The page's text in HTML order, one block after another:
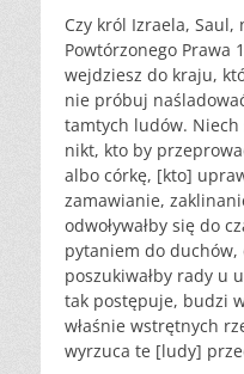
Czy król Izraela, Saul,
Powtórzonego Prawa
wejdziesz do kraju,
nie próbuj
tamtych ludów.
nikt, kto by
albo córkę, [kto]
zamawianie,
odwoływałby się do
pytaniem do
poszukiwałby rady u
tak postępuje, budzi
właśnie wstrętnych
wyrzuca te [ludy]